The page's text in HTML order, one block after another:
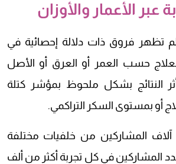
عبر الأعمار والأوزان
لم تظهر فروق ذات دلالة إحصائية في
حسب العمر أو العرق أو الأصل
النتائج بشكل ملحوظ بمؤشر كتلة
أو بمستوى السكر التراكمي.
المشاركين من خلفيات مختلفة
المشاركين في كل تجربة أكثر من ألف